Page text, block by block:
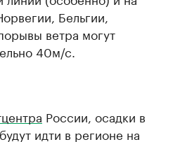
Бельгии,
ветра могут
40м/с.
России, осадки в
идти в регионе на